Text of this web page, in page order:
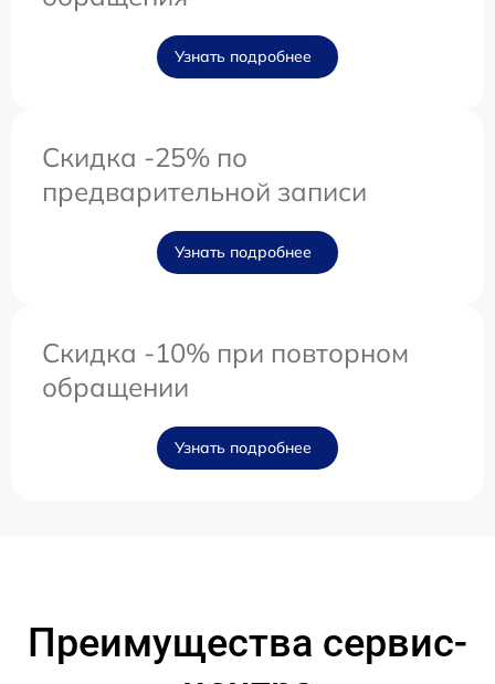
Узнать подробнее
Скидка -25% по
предварительной записи
Узнать подробнее
Скидка -10% при повторном
обращении
Узнать подробнее
Преимущества сервис-